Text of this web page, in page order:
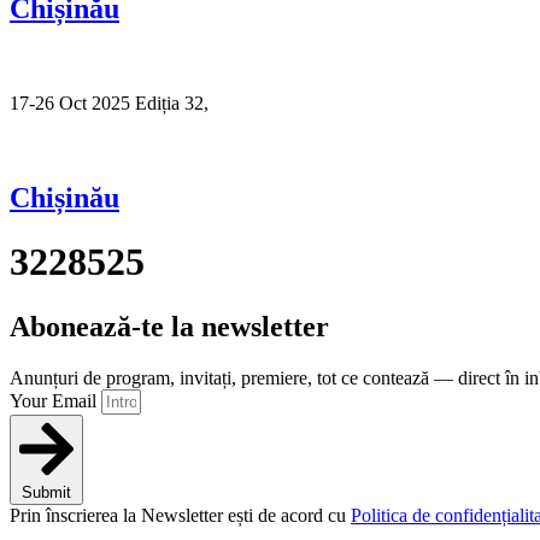
Chișinău
17-26 Oct 2025 Ediția 32,
Chișinău
3228525
Abonează-te la newsletter
Anunțuri de program, invitați, premiere, tot ce contează — direct în
Your Email
Submit
Prin înscrierea la Newsletter ești de acord cu Politica de